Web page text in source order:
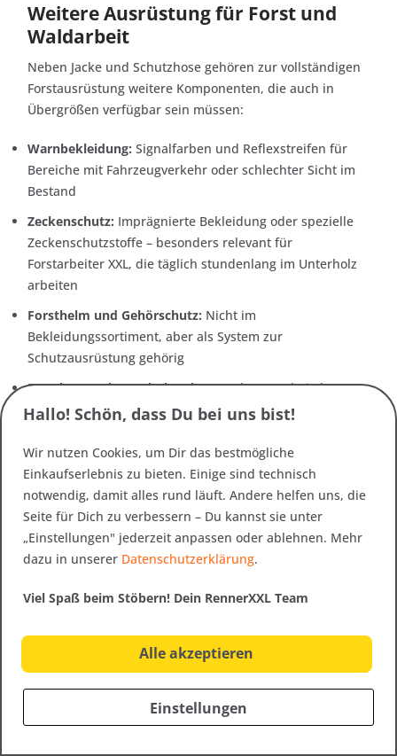
Weitere Ausrüstung für Forst und
Waldarbeit
Neben Jacke und Schutzhose gehören zur vollständigen
Forstausrüstung weitere Komponenten, die auch in
Übergrößen verfügbar sein müssen:
Warnbekleidung: Signalfarben und Reflexstreifen für
Bereiche mit Fahrzeugverkehr oder schlechter Sicht im
Bestand
Zeckenschutz: Imprägnierte Bekleidung oder spezielle
Zeckenschutzstoffe – besonders relevant für
Forstarbeiter XXL, die täglich stundenlang im Unterholz
arbeiten
Forsthelm und Gehörschutz: Nicht im
Bekleidungssortiment, aber als System zur
Schutzausrüstung gehörig
Forsthosen ohne Schnittschutz:Robuste Arbeitshosen
in großen Größen für leichtere Forstarbeiten, mit
XXL
Gerhards Tipp:Bei Schnittschutzhosen in großen Größen
ist der Oberschenkelumfang entscheidend – nicht nur
die Bundweite. Viele Käufer orientieren sich an der
Hosengröße, die sie sonst tragen, und bestellen eine
Schnittschutzhose in der gleichen Nummer. Das geht oft
also muss der Oberschenkel tatsächlich reinpassen. Im
weite Schnittschutzhose schützt noch, eine zu enge nicht
mehr richtig.
Häufige Fragen zur Forstbekleidung
Hallo! Schön, dass Du bei uns bist!
Wir nutzen Cookies, um Dir das bestmögliche
Einkaufserlebnis zu bieten. Einige sind technisch
notwendig, damit alles rund läuft. Andere helfen uns, die
Seite für Dich zu verbessern – Du kannst sie unter
„Einstellungen" jederzeit anpassen oder ablehnen. Mehr
dazu in unserer Datenschutzerklärung.
Viel Spaß beim Stöbern! Dein RennerXXL Team
Alle akzeptieren
Einstellungen